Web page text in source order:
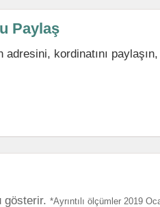
Paylaş
kordinatını
gösterir. *Ayrıntılı ölçümler 2019